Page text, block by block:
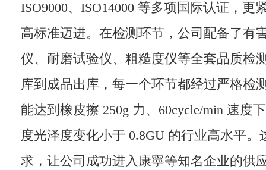
ISO9000、ISO14000 等多项国际认证，更
高标准迈进。在检测环节，公司配备了有
仪、耐磨试验仪、粗糙度仪等全套品质检
库到成品出库，每一个环节都经过严格检
能达到橡皮擦 250g 力、60cycle/min 速度
度光泽度变化小于 0.8GU 的行业高水平。
求，让公司成功进入康寧等知名企业的供